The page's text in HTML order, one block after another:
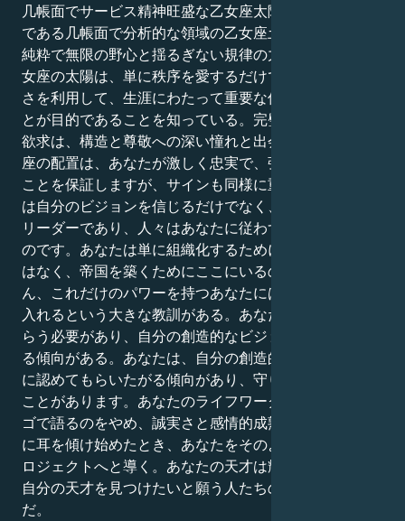
几帳面でサービス精神旺盛な乙女座太陽の偉大な人生訓
である几帳面で分析的な領域の乙女座土星は、あなたに
純粋で無限の野心と揺るぎない規律の力を残します。乙
女座の太陽は、単に秩序を愛するだけでなく、その正確
さを利用して、生涯にわたって重要な何かを創造するこ
とが目的であることを知っている。完璧を求める自然な
欲求は、構造と尊敬への深い憧れと出会う。ダブル乙女
座の配置は、あなたが激しく忠実で、強烈な磁力を持つ
ことを保証しますが、サインも同様に重要です。あなた
は自分のビジョンを信じるだけでなく、生まれながらの
リーダーであり、人々はあなたに従わずにはいられない
のです。あなたは単に組織化するためにここにいるので
はなく、帝国を築くためにここにいるのです。もちろ
ん、これだけのパワーを持つあなたには、謙虚さを受け
入れるという大きな教訓がある。あなたは常に認めても
らう必要があり、自分の創造的なビジョンを守ろうとす
る傾向がある。あなたは、自分の創造的なビジョンを常
に認めてもらいたがる傾向があり、守りに入ってしまう
ことがあります。あなたのライフワークは、あなたがエ
ゴで語るのをやめ、誠実さと感情的成熟をもって心の声
に耳を傾け始めたとき、あなたをそのような創造的なプ
ロジェクトへと導く。あなたの天才は輝くだけでなく、
自分の天才を見つけたいと願う人たちの道標になるの
だ。